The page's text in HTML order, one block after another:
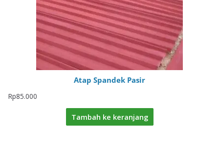
Atap Spandek Pasir
Rp85.000
Tambah ke keranjang